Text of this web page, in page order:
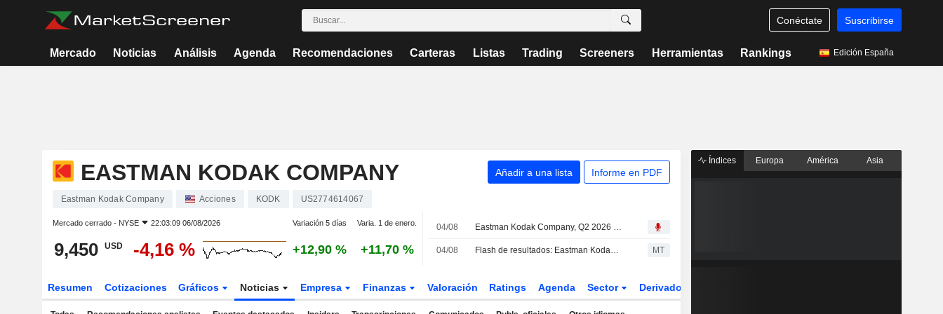
Conéctate Suscribirse
Mercado Noticias Análisis Agenda Recomendaciones Carteras Listas Trading Screeners Herramientas Rankings Edición España
EASTMAN KODAK COMPANY Añadir a una lista Informe en PDF
Eastman Kodak Company Acciones KODK US2774614067
Mercado cerrado - NYSE 22:03:09 06/08/2026 Variación 5 días Varia. 1 de enero.
9,450 USD -4,16 % +12,90 % +11,70 %
04/08 Eastman Kodak Company, Q2 2026 Earnings Call, Aug 04, 2026
04/08 Flash de resultados: Eastman Kodak Company registra unos ingresos de 311,0 millones USD en el segundo trimestre MT
Resumen Cotizaciones Gráficos Noticias Empresa Finanzas Valoración Ratings Agenda Sector Derivados
Índices Europa América Asia